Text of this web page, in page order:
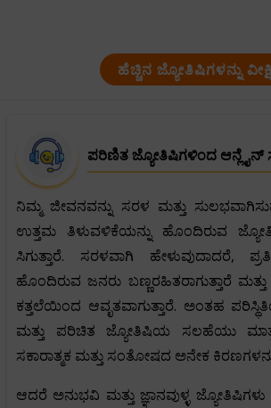
ಹೆಚ್ಚಿನ ಜ್ಯೋತಿಷಿಗಳನ್ನು
ಪರಿಣಿತ ಜ್ಯೋತಿಷಿಗಳಿಂದ
ನಿಮ್ಮ ಜೀವನವನ್ನು ಸರಳ ಮತ್ತು
ಉತ್ತಮ ತಿಳುವಳಿಕೆಯನ್ನು ಹೊಂದಿರುವ
ಸಿಗುತ್ತಾರೆ. ಸರಳವಾಗಿ ಹೇಳುವುದಾದರೆ,
ಹೊಂದಿರುವ ಜನರು ಬಣ್ಣರಹಿತರಾಗುತ್ತಾರೆ
ಕತ್ತಲೆಯಿಂದ ಆವೃತವಾಗುತ್ತಾರೆ. ಅಂತಹ
ಮತ್ತು ಪರಿಚಿತ ಜ್ಯೋತಿಷಿಯ ಸಲಹೆಯು
ಸಕಾರಾತ್ಮಕ ಮತ್ತು ಸಂತೋಷದ ಅನೇಕ
ಆದರೆ ಅನುಭವಿ ಮತ್ತು ಜ್ಞಾನವುಳ್ಳ ಜ್ಯೋತಿಷಿಗಳು